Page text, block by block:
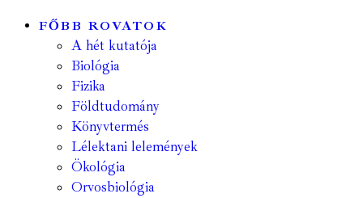
FŐBB ROVATOK
A hét kutatója
Biológia
Fizika
Földtudomány
Könyvtermés
Lélektani lelemények
Ökológia
Orvosbiológia